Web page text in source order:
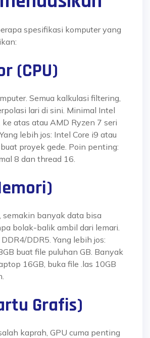
spesifikasi komputer yang
(CPU)
Semua kalkulasi filtering,
lari di sini. Minimal Intel
atas atau AMD Ryzen 7 seri
lebih jos: Intel Core i9 atau
proyek gede. Poin penting:
8 dan thread 16.
semakin banyak data bisa
bolak-balik ambil dari lemari.
DDR5. Yang lebih jos:
buat file puluhan GB. Banyak
16GB, buka file .las 10GB
Grafis)
kaprah, GPU cuma penting